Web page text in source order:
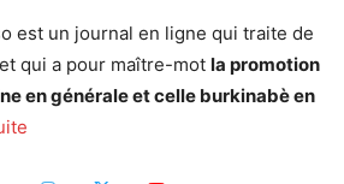
est un journal en ligne qui traite de
qui a pour maître-mot la promotion
en générale et celle burkinabè en